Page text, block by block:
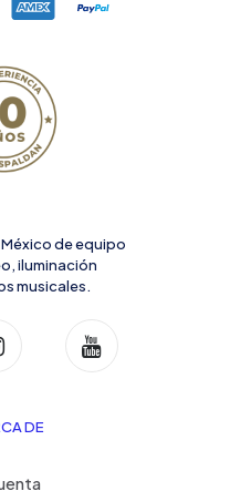
de equipo
iluminación
musicales.
DE